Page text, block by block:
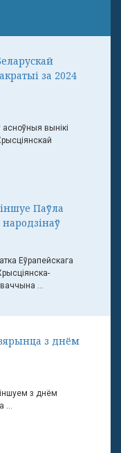
за 2024
вынікі
Паўла
Еўрапейскага
...
з днём
з днём